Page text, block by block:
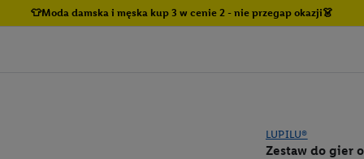
👕Moda damska i męska kup 3 w cenie 2 - nie przegap okazji👗
LUPILU®
Zestaw do gier